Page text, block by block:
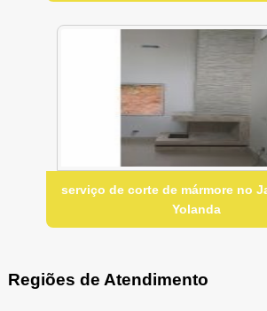
serviço de corte de mármore no
Yolanda
Regiões de Atendimento